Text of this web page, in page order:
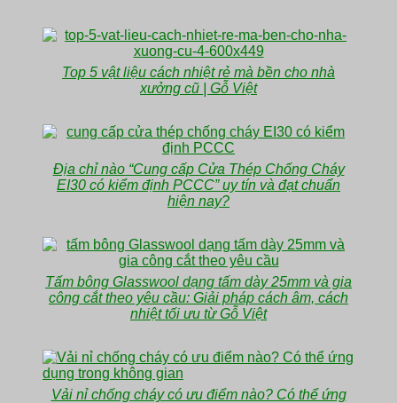
Top 5 vật liệu cách nhiệt rẻ mà bền cho nhà
xưởng cũ | Gỗ Việt
Địa chỉ nào “Cung cấp Cửa Thép Chống Cháy
EI30 có kiểm định PCCC” uy tín và đạt chuẩn
hiện nay?
Tấm bông Glasswool dạng tấm dày 25mm và gia
công cắt theo yêu cầu: Giải pháp cách âm, cách
nhiệt tối ưu từ Gỗ Việt
Vải nỉ chống cháy có ưu điểm nào? Có thể ứng